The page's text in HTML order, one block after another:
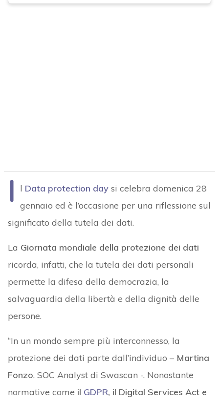
I l Data protection daysi celebra domenica 28
gennaio ed è l’occasione per una riflessione sul
significato della tutela dei dati.
La Giornata mondiale della protezione dei dati
ricorda, infatti, che la tutela dei dati personali
permette la difesa della democrazia, la
salvaguardia della libertà e della dignità delle
persone.
“In un mondo sempre più interconnesso, la
protezione dei dati parte dall’individuo – Martina
Fonzo, SOC Analyst di Swascan -. Nonostante
normative come il GDPR, il Digital Services Act e